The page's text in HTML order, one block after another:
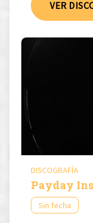
VER
DISCOGRAFÍA
Payday
Sin fecha